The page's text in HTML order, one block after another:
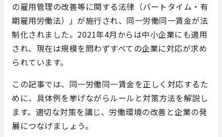
の雇用管理の改善等に関する法律（パートタイム・有
期雇用労働法）」が施行され、同一労働同一賃金が法
制化されました。2021年4月からは中小企業にも適用
され、現在は規模を問わずすべての企業に対応が求め
られています。
この記事では、同一労働同一賃金を正しく対応するた
めに、具体例を挙げながらルールと対策方法を解説し
ます。適切な対策を講じ、労働環境の改善と企業の発
展につなげましょう。